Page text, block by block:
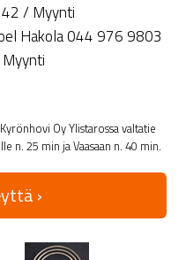
/ Myynti
Hakola 044 976 9803
Oy Ylistarossa valtatie
n. 25 min ja Vaasaan n. 40 min.
›